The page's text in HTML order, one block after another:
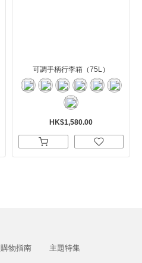
可調手柄行李箱（75L）
HK$1,580.00
購物指南
主題特集